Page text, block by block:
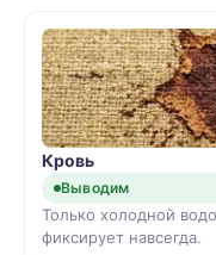
Кровь
Выводим
Только холодной
фиксирует навсегда.